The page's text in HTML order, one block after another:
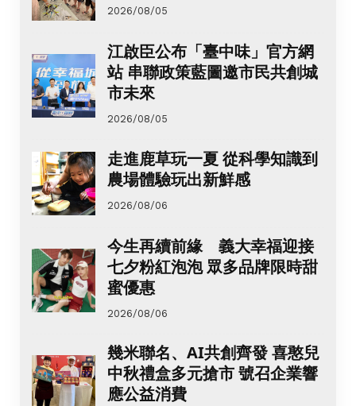
2026/08/05
江啟臣公布「臺中味」官方網
站 串聯政策藍圖邀市民共創城
市未來
2026/08/05
走進鹿草玩一夏 從科學知識到
農場體驗玩出新鮮感
2026/08/06
今生再續前緣 義大幸福迎接
七夕粉紅泡泡 眾多品牌限時甜
蜜優惠
2026/08/06
幾米聯名、AI共創齊發 喜憨兒
中秋禮盒多元搶市 號召企業響
應公益消費